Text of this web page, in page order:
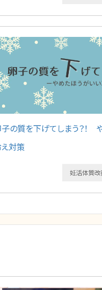
の質を下げてしまう？！
対策
妊活体質改